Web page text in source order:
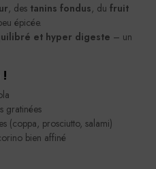
, des tanins fondus, du fruit
épicée.
et hyper digeste – un
gratinées
(coppa, prosciutto, salami)
bien affiné